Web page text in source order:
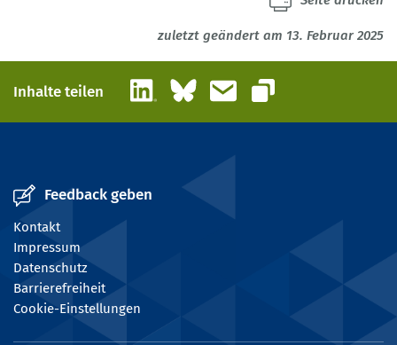
zuletzt geändert am 13. Februar 2025
Inhalte teilen LinkedInBlueskyE-Mail
Link kopieren
Feedback geben
Kontakt
Impressum
Datenschutz
Barrierefreiheit
Cookie-Einstellungen